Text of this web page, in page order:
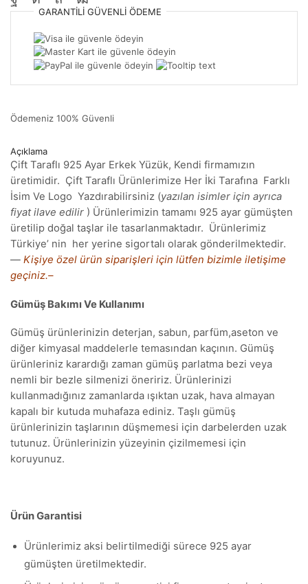
GARANTILI GÜVENLIÖDEME
Ödemeniz 100% Güvenli
Açıklama
Çift Taraflı 925 Ayar Erkek Yüzük, Kendi firmamızın
üretimidir. Çift Taraflı Ürünlerimize Her İki Tarafına Farklı
İsim Ve Logo Yazdırabilirsiniz (yazılan isimler için ayrıca
fiyat ilave edilir ) Ürünlerimizin tamamı 925 ayar gümüşten
üretilip doğal taşlar ile tasarlanmaktadır. Ürünlerimiz
Türkiye’ nin her yerine sigortalı olarak gönderilmektedir.
— Kişiye özel ürün siparişleri için lütfen bizimle iletişime
geçiniz.–
Gümüş Bakımı Ve Kullanımı
Gümüş ürünlerinizin deterjan, sabun, parfüm,aseton ve
diğer kimyasal maddelerle temasından kaçının. Gümüş
ürünleriniz karardığı zaman gümüş parlatma bezi veya
nemli bir bezle silmenizi öneririz. Ürünlerinizi
kullanmadığınız zamanlarda ışıktan uzak, hava almayan
kapalı bir kutuda muhafaza ediniz. Taşlı gümüş
ürünlerinizin taşlarının düşmemesi için darbelerden uzak
tutunuz. Ürünlerinizin yüzeyinin çizilmemesi için
koruyunuz.
Ürün Garantisi
Ürünlerimiz aksi belirtilmediği sürece 925 ayar
gümüşten üretilmektedir.